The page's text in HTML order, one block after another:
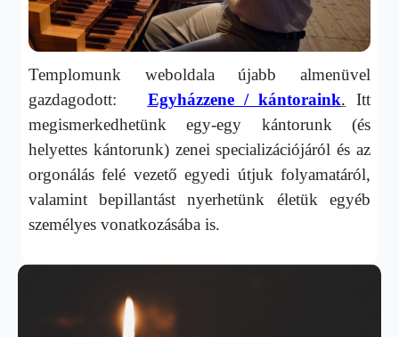
Templomunk weboldala újabb almenüvel
gazdagodott: Egyházzene / kántoraink. Itt
megismerkedhetünk egy-egy kántorunk (és
helyettes kántorunk) zenei specializációjáról és az
orgonálás felé vezető egyedi útjuk folyamatáról,
valamint bepillantást nyerhetünk életük egyéb
személyes vonatkozásába is.